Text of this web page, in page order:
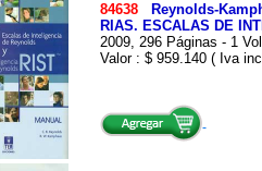
84638
Reynolds-
RIAS. ESCALAS DE
2009, 296 Páginas - 1
Valor : $ 959.140 ( Iva